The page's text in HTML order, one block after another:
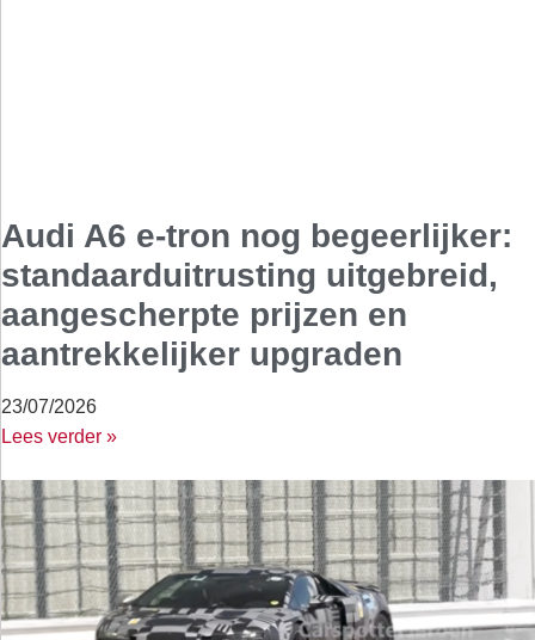
Audi A6 e-tron nog begeerlijker:
standaarduitrusting uitgebreid,
aangescherpte prijzen en
aantrekkelijker upgraden
23/07/2026
Lees verder »